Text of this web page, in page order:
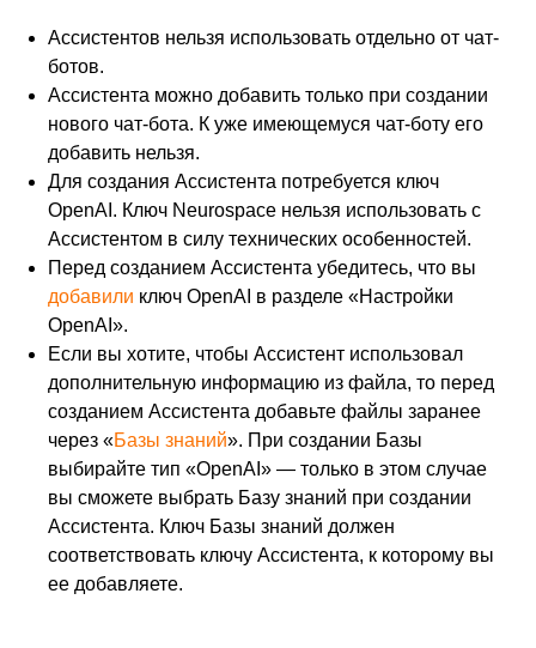
Ассистентов нельзя использовать отдельно от чат-
ботов.
Ассистента можно добавить только при создании
нового чат-бота. К уже имеющемуся чат-боту его
добавить нельзя.
Для создания Ассистента потребуется ключ
OpenAI. Ключ Neurospace нельзя использовать с
Ассистентом в силу технических особенностей.
Перед созданием Ассистента убедитесь, что вы
добавили ключ OpenAI в разделе «Настройки
OpenAI».
Если вы хотите, чтобы Ассистент использовал
дополнительную информацию из файла, то перед
созданием Ассистента добавьте файлы заранее
через «Базы знаний». При создании Базы
выбирайте тип «OpenAI» — только в этом случае
вы сможете выбрать Базу знаний при создании
Ассистента. Ключ Базы знаний должен
соответствовать ключу Ассистента, к которому вы
ее добавляете.